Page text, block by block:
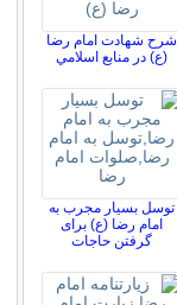
شرح شهادت امام رضا
(ع) در منابع اسلامي
توسل بسیار مجرب به
امام رضا (ع) برای
گرفتن حاجات